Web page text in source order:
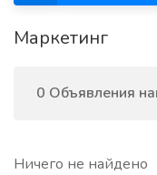
Маркетинг
0 Объявления
Ничего не найдено